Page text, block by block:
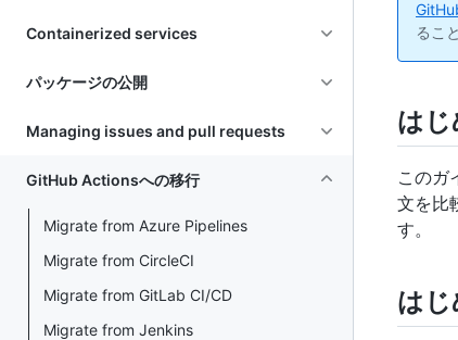
Containerized services
パッケージの公開
Managing issues and pull requests
GitHub Actionsへの移行
Migrate from Azure Pipelines
Migrate from CircleCI
Migrate from GitLab CI/CD
Migrate from Jenkins
るこ
はじ
このガ
文を比
す。
はじ